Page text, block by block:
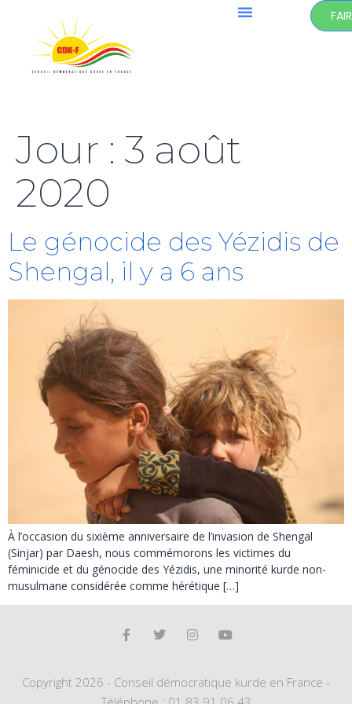
Jour : 3 août
2020
Le génocide des Yézidis de
Shengal, il y a 6 ans
À l’occasion du sixième anniversaire de l’invasion de Shengal
(Sinjar) par Daesh, nous commémorons les victimes du
féminicide et du génocide des Yézidis, une minorité kurde non-
musulmane considérée comme hérétique […]
Copyright 2026 - Conseil démocratique kurde en France -